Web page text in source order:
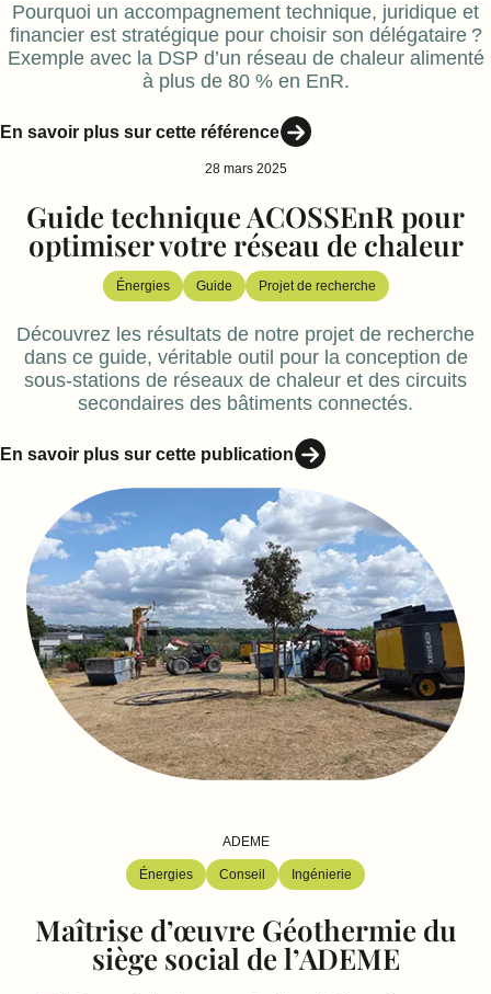
Pourquoi un accompagnement technique, juridique et
financier est stratégique pour choisir son délégataire ?
Exemple avec la DSP d’un réseau de chaleur alimenté
à plus de 80 % en EnR.
En savoir plus sur cette référence
28 mars 2025
Guide technique ACOSSEnR pour
optimiser votre réseau de chaleur
Énergies Guide Projet de recherche
Découvrez les résultats de notre projet de recherche
dans ce guide, véritable outil pour la conception de
sous-stations de réseaux de chaleur et des circuits
secondaires des bâtiments connectés.
En savoir plus sur cette publication
ADEME
Énergies Conseil Ingénierie
Maîtrise d’œuvre Géothermie du
siège social de l’ADEME